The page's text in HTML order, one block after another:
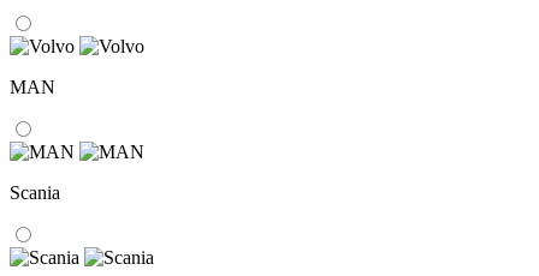
MAN
Scania